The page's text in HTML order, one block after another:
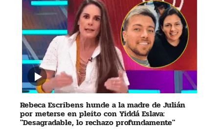
Rebeca Escribens hunde a la madre de Julián
por meterse en pleito con Yiddá Eslava:
"Desagradable, lo rechazo profundamente"